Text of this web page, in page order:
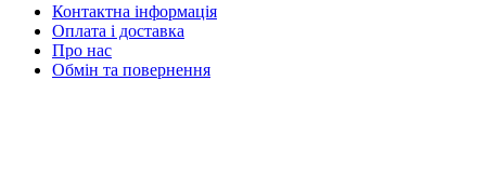
Контактна інформація
Оплата і доставка
Про нас
Обмін та повернення